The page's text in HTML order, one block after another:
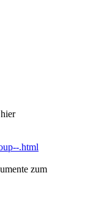
.html
zum